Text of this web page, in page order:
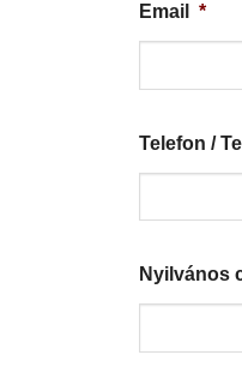
Email *
Telefon /
Nyilvános